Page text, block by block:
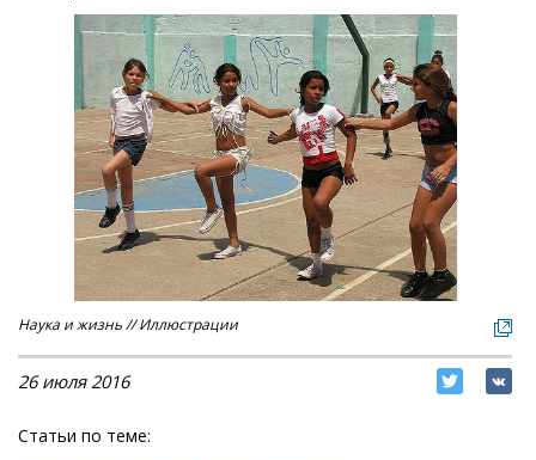
Наука и жизнь // Иллюстрации
26 июля 2016
Статьи по теме: